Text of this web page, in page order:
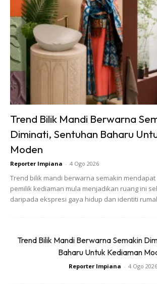
dengan bunga-bungaan berwarna-warni.
Ads
Bentuk Kembali Suasana
Tampil Lebih Kontemporari, Selesa
Nyaman. Maklum Sahajalah
Trend Bilik Mandi Berwarna
Diminati, Sentuhan Baharu
Moden
Reporter Impiana - 4 Ogo 2026
Trend bilik mandi berwarna semakin
pemilik kediaman mula menjadikan ruang ini
daripada ekspresi gaya hidup dan identiti
Trend Bilik Mandi Berwarna Semakin
Baharu Untuk Kediaman
Reporter Impiana - 4 Ogo 2026